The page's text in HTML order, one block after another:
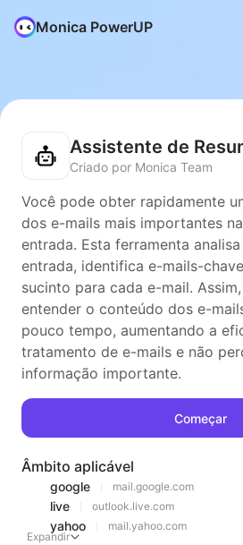
Monica PowerUP
Criado por Monica Team
Você pode obter rapidamente
dos e-mails mais importantes
entrada. Esta ferramenta
entrada, identifica e-mails-
sucinto para cada e-mail.
entender o conteúdo dos e-
pouco tempo, aumentando a
tratamento de e-mails e não
informação importante.
Começar
Âmbito aplicável
google mail.google.com
live outlook.live.com
yahoo
mail.yahoo.com
Expandir